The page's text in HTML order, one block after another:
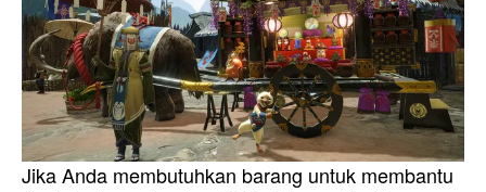
Jika Anda membutuhkan barang untuk membantu